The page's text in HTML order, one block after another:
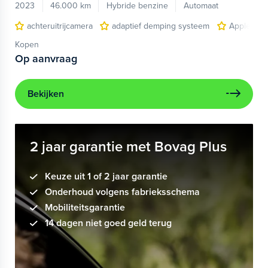
2023
46.000 km Hybride benzine
Automaat
achteruitrijcamera
adaptief demping systeem
Apple
Kopen
Op aanvraag
Bekijken
2 jaar garantie met Bovag Plus
Keuze uit 1 of 2 jaar garantie
Onderhoud volgens fabrieksschema
Mobiliteitsgarantie
14 dagen niet goed geld terug